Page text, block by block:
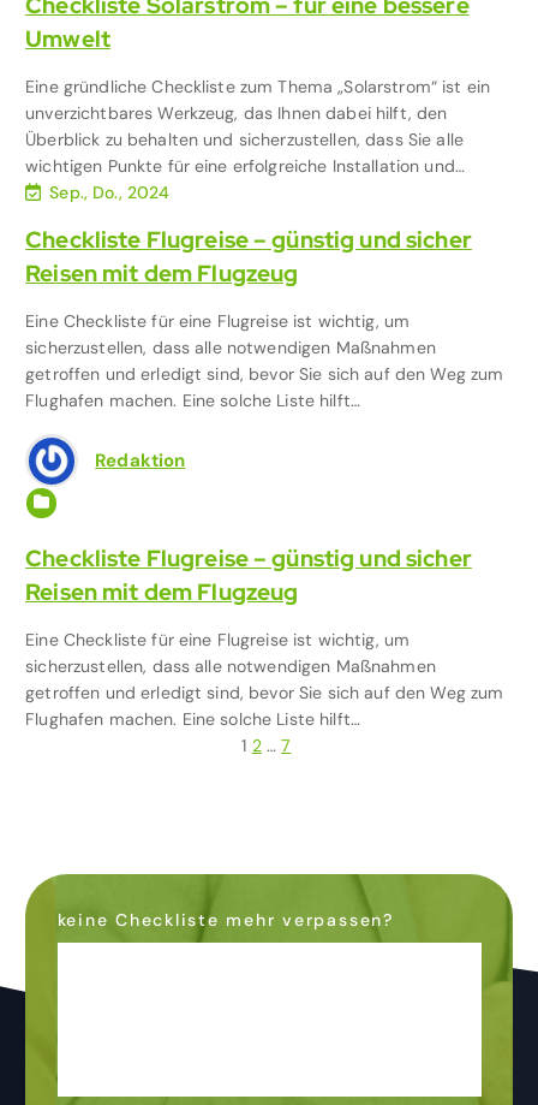
Umwelt
Eine gründliche Checkliste zum Thema „Solarstrom“ ist ein
unverzichtbares Werkzeug, das Ihnen dabei hilft, den
Überblick zu behalten und sicherzustellen, dass Sie alle
wichtigen Punkte für eine erfolgreiche Installation und…
Sep., Do., 2024
Checkliste Flugreise – günstig und sicher
Reisen mit dem Flugzeug
Eine Checkliste für eine Flugreise ist wichtig, um
sicherzustellen, dass alle notwendigen Maßnahmen
getroffen und erledigt sind, bevor Sie sich auf den Weg zum
Flughafen machen. Eine solche Liste hilft…
Redaktion
Checkliste Flugreise – günstig und sicher
Reisen mit dem Flugzeug
Eine Checkliste für eine Flugreise ist wichtig, um
sicherzustellen, dass alle notwendigen Maßnahmen
getroffen und erledigt sind, bevor Sie sich auf den Weg zum
Flughafen machen. Eine solche Liste hilft…
t
n
1 2 … 7
keine Checkliste mehr verpassen?
Laufenden